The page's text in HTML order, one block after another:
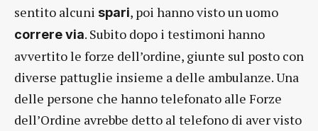
sentito alcuni spari, poi hanno visto un uomo
correre via. Subito dopo i testimoni hanno
avvertito le forze dell’ordine, giunte sul posto con
diverse pattuglie insieme a delle ambulanze. Una
delle persone che hanno telefonato alle Forze
dell’Ordine avrebbe detto al telefono di aver visto